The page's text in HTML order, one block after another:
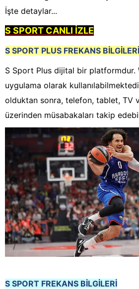
İşte detaylar...
S SPORT CANLI İZLE
S SPORT PLUS FREKANS BİLGİLERİ
S Sport Plus dijital bir platformdur.
uygulama olarak
olduktan sonra, telefon, tablet, TV
üzerinden müsabakaları takip
S SPORT FREKANS BİLGİLERİ